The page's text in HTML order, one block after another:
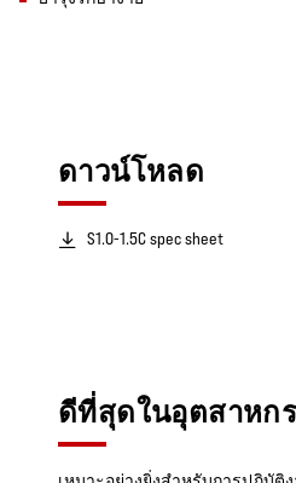
ดาวน์โหลด
S1.0-1.5C spec sheet
ดีที่สุดในอุตสาหก